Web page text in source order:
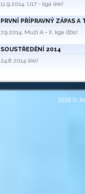
11.9.2014, U17 - liga (ee)
PRVNÍ PŘÍPRAVNÝ ZÁPAS A
7.9.2014, Muži A - II. liga (tbs)
SOUSTŘEDĚNÍ 2014
24.8.2014 (ee)
2026 ©